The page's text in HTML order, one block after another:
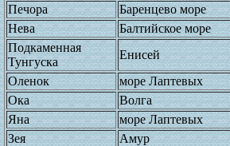
Печора
Баренцево море
Нева
Балтийское море
Подкаменная
Тунгуска
Енисей
Оленок
море Лаптевых
Ока
Волга
Яна
море Лаптевых
Зея
Амур